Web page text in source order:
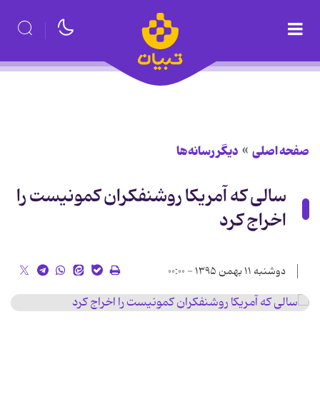
صفحه اصلی دیگر رسانه‌ها
سالی که آمریکا روشنفکران کمونیست را
اخراج کرد
دوشنبه ۱۱ بهمن ۱۳۹۵ - ۰۰:۰۰